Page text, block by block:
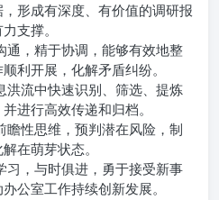
形成有深度、有价值的调研报
支撑。
通，精于协调，能够有效地整
利开展，化解矛盾纠纷。
洪流中快速识别、筛选、提炼
进行高效传递和归档。
瞻性思维，预判潜在风险，制
在萌芽状态。
习，与时俱进，勇于接受新事
公室工作持续创新发展。